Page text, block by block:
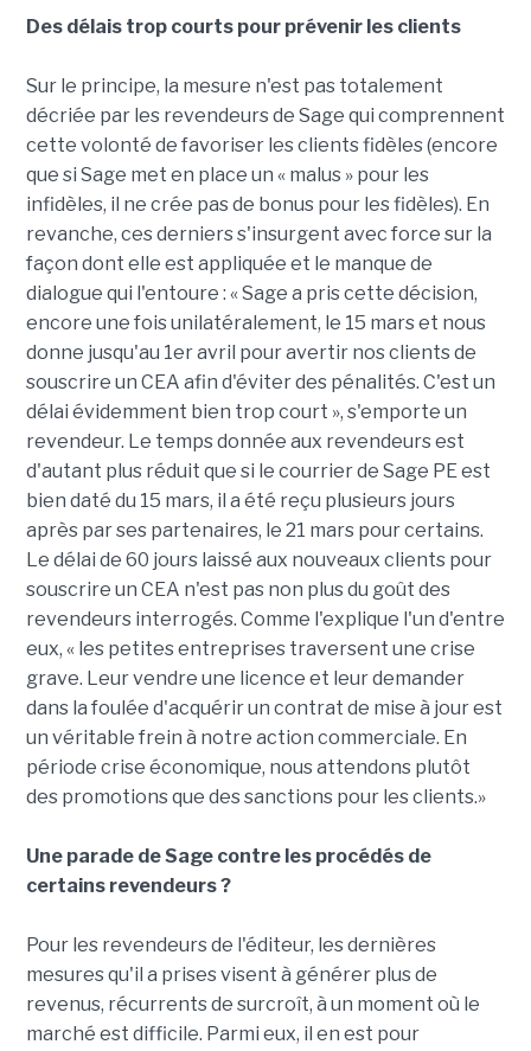
Des délais trop courts pour prévenir les clients
Sur le principe, la mesure n'est pas totalement
décriée par les revendeurs de Sage qui comprennent
cette volonté de favoriser les clients fidèles (encore
que si Sage met en place un « malus » pour les
infidèles, il ne crée pas de bonus pour les fidèles). En
revanche, ces derniers s'insurgent avec force sur la
façon dont elle est appliquée et le manque de
dialogue qui l'entoure : « Sage a pris cette décision,
encore une fois unilatéralement, le 15 mars et nous
donne jusqu'au 1er avril pour avertir nos clients de
souscrire un CEA afin d'éviter des pénalités. C'est un
délai évidemment bien trop court », s'emporte un
revendeur. Le temps donnée aux revendeurs est
d'autant plus réduit que si le courrier de Sage PE est
bien daté du 15 mars, il a été reçu plusieurs jours
après par ses partenaires, le 21 mars pour certains.
Le délai de 60 jours laissé aux nouveaux clients pour
souscrire un CEA n'est pas non plus du goût des
revendeurs interrogés. Comme l'explique l'un d'entre
eux, « les petites entreprises traversent une crise
grave. Leur vendre une licence et leur demander
dans la foulée d'acquérir un contrat de mise à jour est
un véritable frein à notre action commerciale. En
période crise économique, nous attendons plutôt
des promotions que des sanctions pour les clients.»
Une parade de Sage contre les procédés de
certains revendeurs ?
Pour les revendeurs de l'éditeur, les dernières
mesures qu'il a prises visent à générer plus de
revenus, récurrents de surcroît, à un moment où le
marché est difficile. Parmi eux, il en est pour